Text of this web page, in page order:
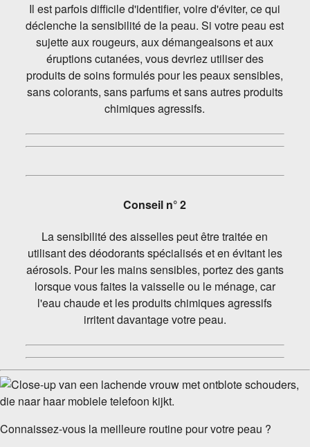
Il est parfois difficile d'identifier, voire d'éviter, ce qui
déclenche la sensibilité de la peau. Si votre peau est
sujette aux rougeurs, aux démangeaisons et aux
éruptions cutanées, vous devriez utiliser des
produits de soins formulés pour les peaux sensibles,
sans colorants, sans parfums et sans autres produits
chimiques agressifs.
Conseil n° 2
La sensibilité des aisselles peut être traitée en
utilisant des déodorants spécialisés et en évitant les
aérosols. Pour les mains sensibles, portez des gants
lorsque vous faites la vaisselle ou le ménage, car
l'eau chaude et les produits chimiques agressifs
irritent davantage votre peau.
Connaissez-vous la meilleure routine pour votre peau ?